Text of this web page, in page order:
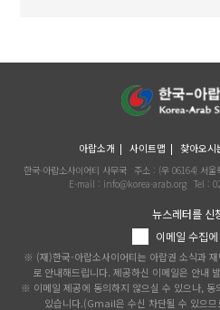
아랍소개 사이트맵 찾아오시
한국-아랍소사이어티 사무국 주소 : (우 06164) 서울
E-mail : info@korea-arab.org Tel :
뉴스레터를 신
이메일 수집
※ (재)한국-아랍소사이어티는 아랍권 소식과
로 안내해드립니다. 제공하신 이메일은 안내
※ 이메일 제공에 동의하지 않으실 수 있으나, 동
있습니다.(Gmail은 수신 차단될 수 있으